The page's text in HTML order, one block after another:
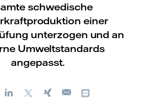
schwedische
einer
unterzogen und an
Umweltstandards
angepasst.
FacebookLinkedIn Xing
E-